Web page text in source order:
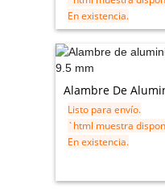
En existencia.
Alambre De
Listo para envío.
`html muestra
En existencia.